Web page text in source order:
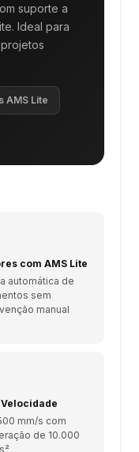
suporte a
Ideal para
AMS Lite
com AMS Lite
automática de
sem
manual
mm/s com
de 10.000